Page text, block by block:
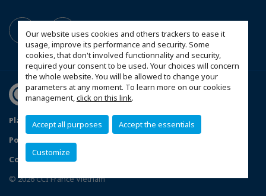
Our website uses cookies and others trackers to ease it
usage, improve its performance and security. Some
cookies, that don't involved functionnality and security,
required your consent to be used. Your choices will concern
the whole website. You will be allowed to change your
parameters at any moment. To learn more on our cookies
management,click on this link.
Accept all purposes Accept the essentials
Customize
Plan du site
Mentions légales
Politique de confidentialité
Configurer vos préférences cookies
© 2026 CCI France Vietnam